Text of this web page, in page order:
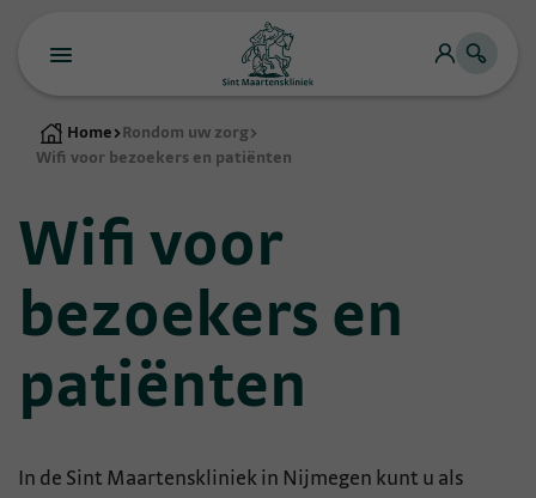
Home > Rondom uw zorg >
Wifi voor bezoekers en patiënten
Wifi voor
bezoekers en
patiënten
In de Sint Maartenskliniek in Nijmegen kunt u als